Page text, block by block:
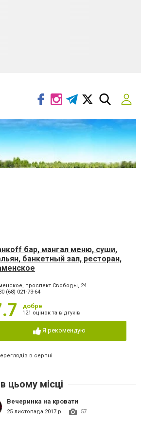
бар, мангал меню, суши,
банкетный зал, ресторан,
проспект Свободы, 24
(68) 021-73-64
добре
121 оцінок та відгуків
Я рекомендую
в серпні
цьому місці
Вечеринка на кровати
25 листопада 2017 р. 57